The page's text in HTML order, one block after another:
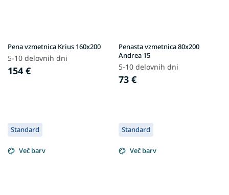
Pena vzmetnica Krius 160x200
5-10 delovnih dni
154 €
Penasta vzmetnica 80x200
Andrea 15
5-10 delovnih dni
73 €
Standard
Več barv
Standard
Več barv